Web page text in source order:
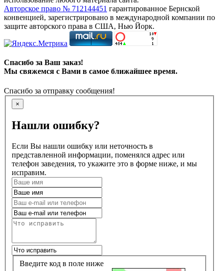
Авторское право № 712144451 гарантированное Бернской
конвенцией, зарегистрировано в международной компании по
защите авторского права в США, Нью Йорк.
Спасибо за Ваш заказ!
Мы свяжемся с Вами в самое ближайшее время.
Спасибо за отправку сообщения!
×
Нашли ошибку?
Если Вы нашли ошибку или неточность в
представленной информации, поменялся адрес или
телефон заведения, то укажите это в форме ниже, и мы
исправим.
Введите код в поле ниже